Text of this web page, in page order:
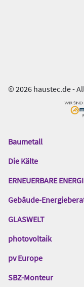
© 2026 haustec.de -
Das
Gentner
Baumetall
Die Kälte
ERNEUERBARE
Gebäude-
GLASWELT
photovoltaik
pv Europe
SBZ-Monteur